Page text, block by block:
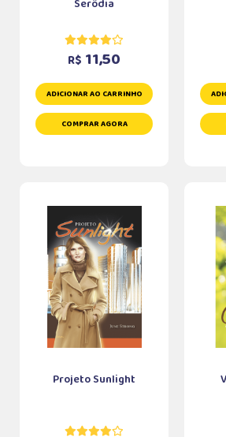
Serôdia
R$ 11,50
ADICIONAR AO CARRINHO
COMPRAR AGORA
Projeto Sunlight